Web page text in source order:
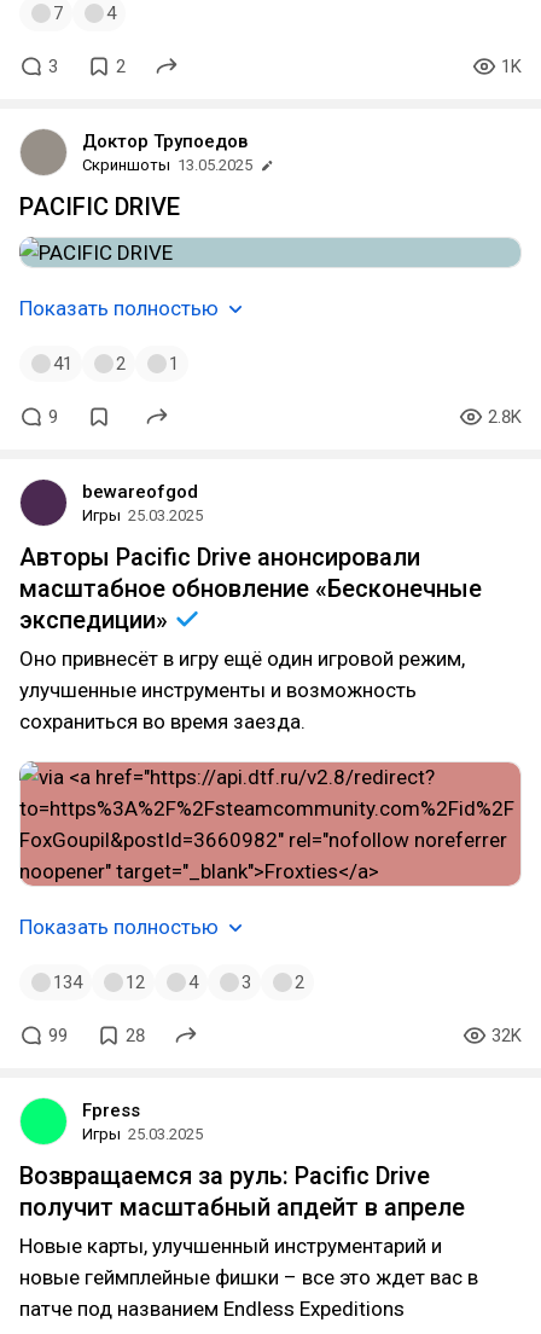
7 4
3 2 1K
Доктор Трупоедов
Скриншоты 13.05.2025
PACIFIC DRIVE
Показать полностью
41 2 1
9 2.8K
bewareofgod
Игры 25.03.2025
Авторы Pacific Drive анонсировали
масштабное обновление «Бесконечные
экспедиции»
Оно привнесёт в игру ещё один игровой режим,
улучшенные инструменты и возможность
сохраниться во время заезда.
Показать полностью
134 12 4 3 2
99 28 32K
Fpress
Игры 25.03.2025
Возвращаемся за руль: Pacific Drive
получит масштабный апдейт в апреле
Новые карты, улучшенный инструментарий и
новые геймплейные фишки – все это ждет вас в
патче под названием Endless Expeditions